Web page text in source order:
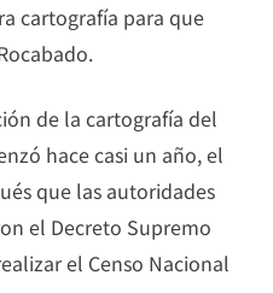
cartografía para que
de la cartografía del
hace casi un año, el
que las autoridades
el Decreto Supremo
el Censo Nacional